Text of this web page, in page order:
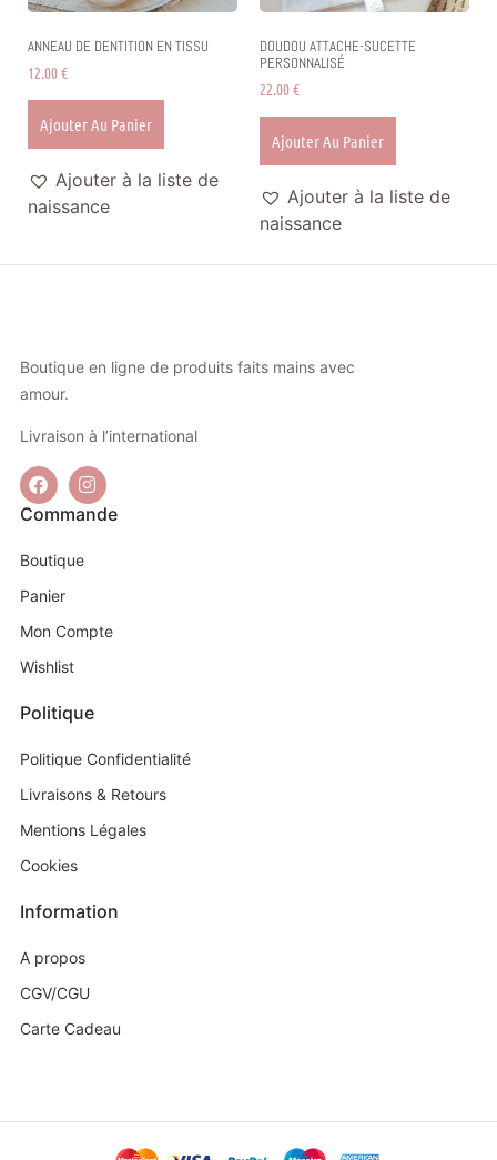
ANNEAU DE DENTITION EN TISSU
12.00€
Ajouter Au Panier
Ajouter à la liste de
naissance
DOUDOU ATTACHE-SUCETTE
PERSONNALISÉ
22.00€
Ajouter Au Panier
Ajouter à la liste de
naissance
Boutique en ligne de produits faits mains avec
amour.
Livraison à l’international
Commande
Boutique
Panier
Mon Compte
Wishlist
Politique
Politique Confidentialité
Livraisons & Retours
Mentions Légales
Cookies
Information
A propos
CGV/CGU
Carte Cadeau